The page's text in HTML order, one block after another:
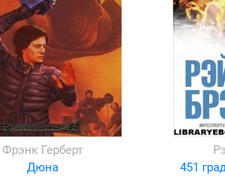
Фрэнк Герберт
Дюна
451